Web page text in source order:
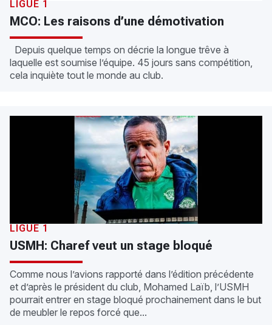
LIGUE 1
MCO: Les raisons d’une démotivation
Depuis quelque temps on décrie la longue trêve à
laquelle est soumise l’équipe. 45 jours sans compétition,
cela inquiète tout le monde au club.
LIGUE 1
USMH: Charef veut un stage bloqué
Comme nous l’avions rapporté dans l’édition précédente
et d’après le président du club, Mohamed Laïb, l’USMH
pourrait entrer en stage bloqué prochainement dans le but
de meubler le repos forcé que...